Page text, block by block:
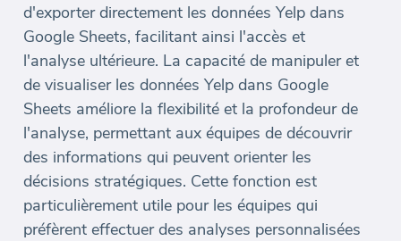
d'exporter directement les données Yelp dans
Google Sheets, facilitant ainsi l'accès et
l'analyse ultérieure. La capacité de manipuler et
de visualiser les données Yelp dans Google
Sheets améliore la flexibilité et la profondeur de
l'analyse, permettant aux équipes de découvrir
des informations qui peuvent orienter les
décisions stratégiques. Cette fonction est
particulièrement utile pour les équipes qui
préfèrent effectuer des analyses personnalisées